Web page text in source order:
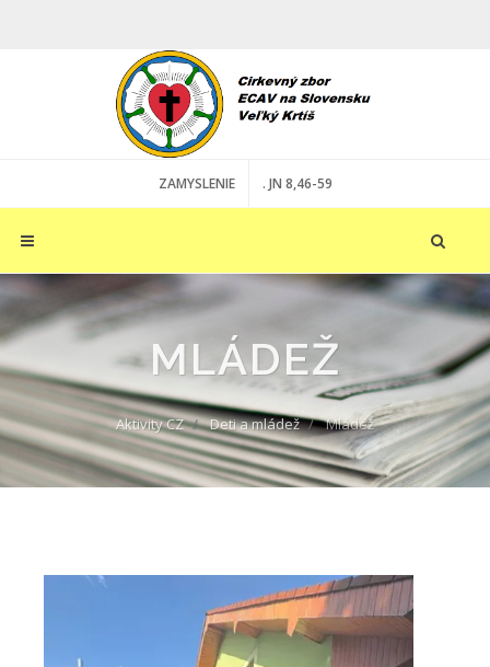
ZAMYSLENIE . JN 8,46-59
MLÁDEŽ
Aktivity CZ Deti a mládež Mládež